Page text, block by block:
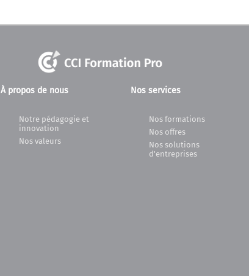
À propos de nous
Notre pédagogie et
innovation
Nos valeurs
Nos services
Nos formations
Nos offres
Nos solutions
d'entreprises